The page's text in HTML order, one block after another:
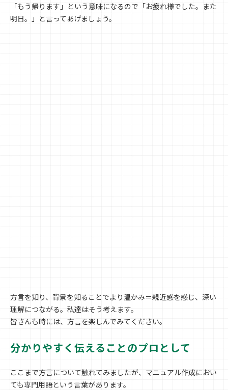
「もう帰ります」という意味になるので「お疲れ様でした。また
明日。」と言ってあげましょう。
方言を知り、背景を知ることでより温かみ＝親近感を感じ、深い
理解につながる。私達はそう考えます。
皆さんも時には、方言を楽しんでみてください。
分かりやすく伝えることのプロとして
ここまで方言について触れてみましたが、マニュアル作成におい
ても専門用語という言葉があります。